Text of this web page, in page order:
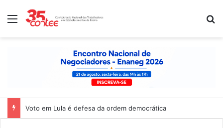
Menu
Voto em Lula é defesa da ordem democrática